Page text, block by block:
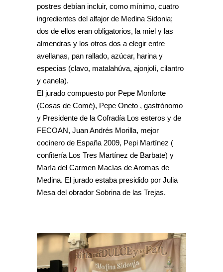
postres debían incluir, como mínimo, cuatro
ingredientes del alfajor de Medina Sidonia;
dos de ellos eran obligatorios, la miel y las
almendras y los otros dos a elegir entre
avellanas, pan rallado, azúcar, harina y
especias (clavo, matalahúva, ajonjolí, cilantro
y canela).
El jurado compuesto por Pepe Monforte
(Cosas de Comé), Pepe Oneto , gastrónomo
y Presidente de la Cofradía Los esteros y de
FECOAN, Juan Andrés Morilla, mejor
cocinero de España 2009, Pepi Martínez (
confitería Los Tres Martínez de Barbate) y
María del Carmen Macías de Aromas de
Medina. El jurado estaba presidido por Julia
Mesa del obrador Sobrina de las Trejas.